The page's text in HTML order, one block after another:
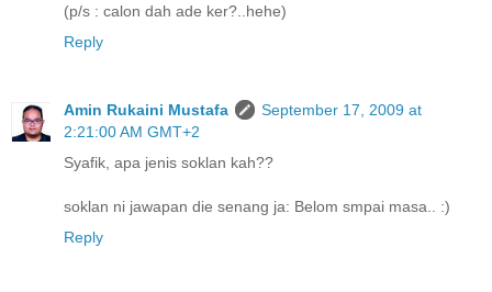
(p/s : calon dah ade ker?..hehe)
Reply
Amin Rukaini Mustafa
September 17, 2009 at
2:21:00 AM GMT+2
Syafik, apa jenis soklan kah??
soklan ni jawapan die senang ja: Belom smpai masa.. :)
Reply